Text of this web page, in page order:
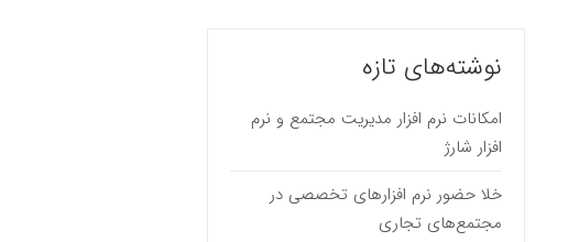
نوشته‌های تازه
امکانات نرم افزار مدیریت مجتمع و نرم
افزار شارژ
خلا حضور نرم افزارهای تخصصی در
مجتمع‌های تجاری